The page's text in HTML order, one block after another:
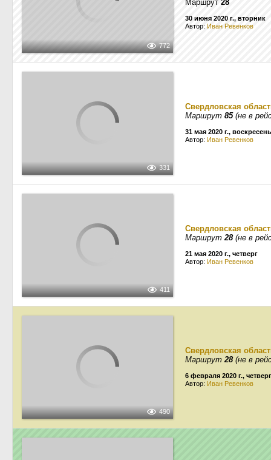
772
Маршрут 28
30 июня 2020 г., вторник
Автор: Иван Ревенков
331
Свердловская
Маршрут 85(не в
31 мая 2020 г.,
Автор: Иван Ревенков
411
Свердловская
Маршрут28(не в
21 мая 2020 г., четверг
Автор: Иван Ревенков
490
Свердловская
Маршрут28(не в
6 февраля 2020 г., четверг
Автор: Иван Ревенков